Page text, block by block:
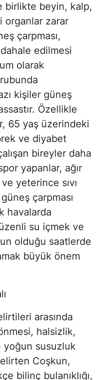
birlikte beyin, kalp,
organlar zarar
çarpması,
edilmesi
olarak
kişiler güneş
Özellikle
65 yaş üzerindeki
ve diyabet
bireyler daha
yapanlar, ağır
yeterince sıvı
çarpması
havalarda
su içmek ve
olduğu saatlerde
büyük önem
arasında
halsizlik,
yoğun susuzluk
Coşkun,
bilinç bulanıklığı,